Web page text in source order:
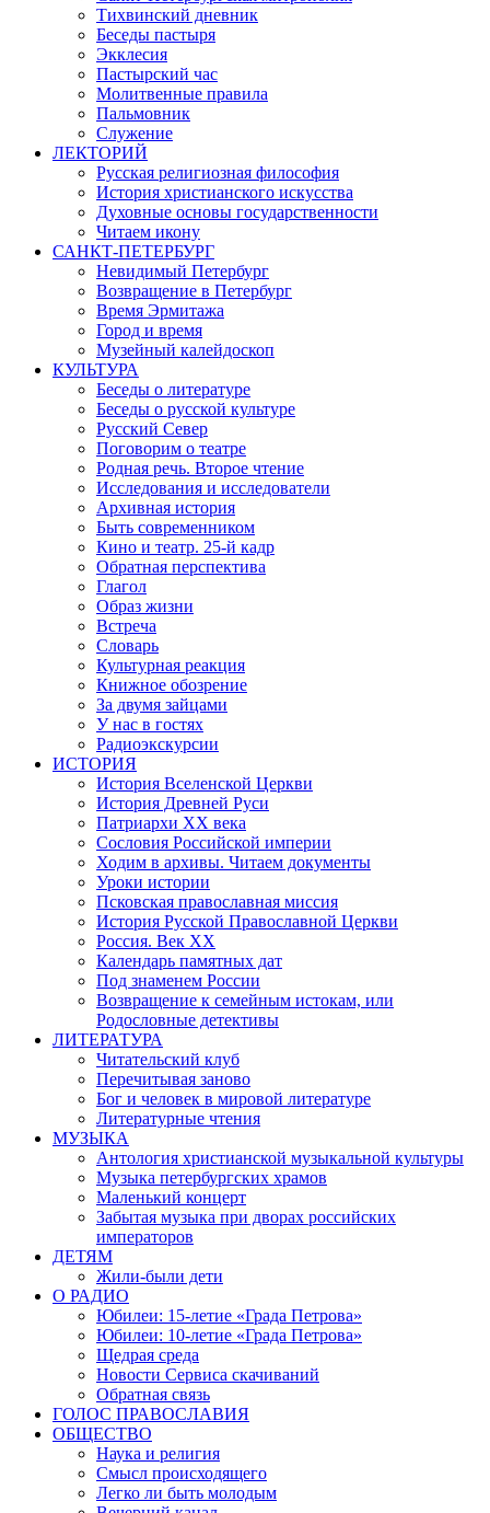
Тихвинский дневник
Беседы пастыря
Экклесия
Пастырский час
Молитвенные правила
Пальмовник
Служение
ЛЕКТОРИЙ
Русская религиозная философия
История христианского искусства
Духовные основы государственности
Читаем икону
САНКТ-ПЕТЕРБУРГ
Невидимый Петербург
Возвращение в Петербург
Время Эрмитажа
Город и время
Музейный калейдоскоп
КУЛЬТУРА
Беседы о литературе
Беседы о русской культуре
Русский Север
Поговорим о театре
Родная речь. Второе чтение
Исследования и исследователи
Архивная история
Быть современником
Кино и театр. 25-й кадр
Обратная перспектива
Глагол
Образ жизни
Встреча
Словарь
Культурная реакция
Книжное обозрение
За двумя зайцами
У нас в гостях
Радиоэкскурсии
ИСТОРИЯ
История Вселенской Церкви
История Древней Руси
Патриархи XX века
Сословия Российской империи
Ходим в архивы. Читаем документы
Уроки истории
Псковская православная миссия
История Русской Православной Церкви
Россия. Век ХХ
Календарь памятных дат
Под знаменем России
Возвращение к семейным истокам, или
Родословные детективы
ЛИТЕРАТУРА
Читательский клуб
Перечитывая заново
Бог и человек в мировой литературе
Литературные чтения
МУЗЫКА
Антология христианской музыкальной культуры
Музыка петербургских храмов
Маленький концерт
Забытая музыка при дворах российских
императоров
ДЕТЯМ
Жили-были дети
О РАДИО
Юбилеи: 15-летие «Града Петрова»
Юбилеи: 10-летие «Града Петрова»
Щедрая среда
Новости Сервиса скачиваний
Обратная связь
ГОЛОС ПРАВОСЛАВИЯ
ОБЩЕСТВО
Наука и религия
Смысл происходящего
Легко ли быть молодым